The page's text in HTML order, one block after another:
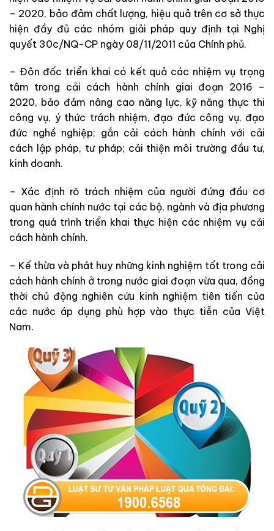
– 2020, bảo đảm chất lượng, hiệu quả trên cơ sở thực
hiện đầy đủ các nhóm giải pháp quy định tại Nghị
quyết 30c/NQ-CP ngày 08/11/2011 của Chính phủ.
– Đôn đốc triển khai có kết quả các nhiệm vụ trọng
tâm trong cải cách hành chính giai đoạn 2016 –
2020, bảo đảm nâng cao năng lực, kỹ năng thực thi
công vụ, ý thức trách nhiệm, đạo đức công vụ, đạo
đức nghề nghiệp; gắn cải cách hành chính với cải
cách lập pháp, tư pháp; cải thiện môi trường đầu tư,
kinh doanh.
– Xác định rõ trách nhiệm của người đứng đầu cơ
quan hành chính nước tại các bộ, ngành và địa phương
trong quá trình triển khai thực hiện các nhiệm vụ cải
cách hành chính.
– Kế thừa và phát huy những kinh nghiệm tốt trong cải
cách hành chính ở trong nước giai đoạn vừa qua, đồng
thời chủ động nghiên cứu kinh nghiệm tiên tiến của
các nước áp dụng phù hợp vào thực tiễn của Việt
Nam.